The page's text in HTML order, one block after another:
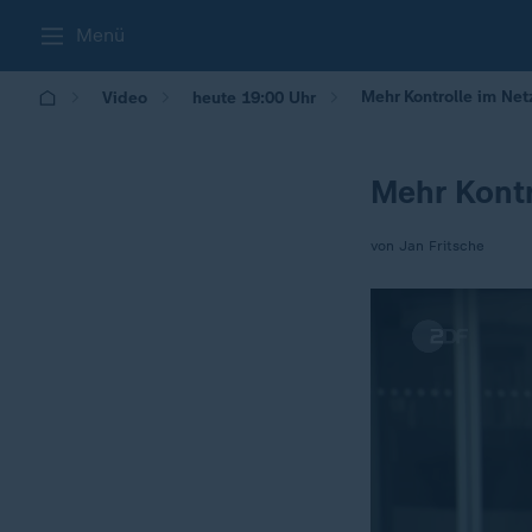
Menü
Video heute 19:00 Uhr Mehr Kontrolle im
Mehr
von Jan Fritsche